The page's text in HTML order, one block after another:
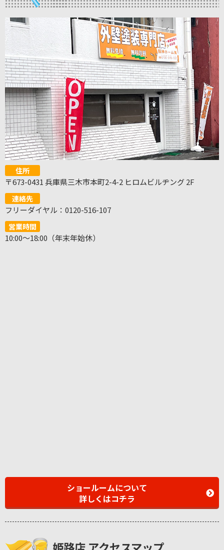
住所
〒673-0431 兵庫県三木市本町2-4-2 ヒロムビルヂング 2F
連絡先
フリーダイヤル：0120-516-107
営業時間
10:00～18:00（年末年始休）
ショールームについて
詳しくはコチラ